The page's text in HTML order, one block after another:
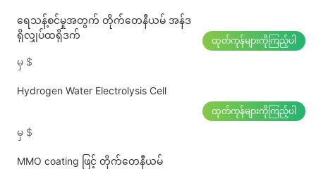
ရေသန့်စင်မှုအတွက် တိုက်တေနီယမ် အန်ဒ
ရိုလျှပ်ထရိုဒက်
မှ $
ထုတ်ကုန်များကိုကြည့်ပါ
Hydrogen Water Electrolysis Cell
မှ $
ထုတ်ကုန်များကိုကြည့်ပါ
MMO coating ဖြင့် တိုက်တေနီယမ်